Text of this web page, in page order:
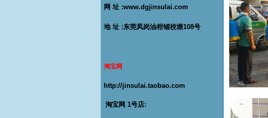
网 址 :www.dgjinsulai.com
地 址 :东莞凤岗油柑铺校塘108号
淘宝网
http://jinsulai.taobao.com
淘宝网 1号店: